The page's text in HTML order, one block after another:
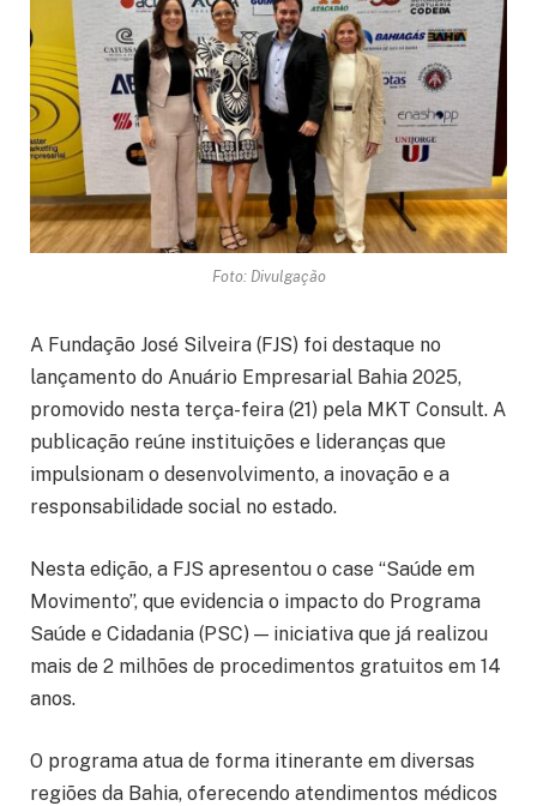
Foto: Divulgação
A Fundação José Silveira (FJS) foi destaque no
lançamento do Anuário Empresarial Bahia 2025,
promovido nesta terça-feira (21) pela MKT Consult. A
publicação reúne instituições e lideranças que
impulsionam o desenvolvimento, a inovação e a
responsabilidade social no estado.
Nesta edição, a FJS apresentou o case “Saúde em
Movimento”, que evidencia o impacto do Programa
Saúde e Cidadania (PSC) — iniciativa que já realizou
mais de 2 milhões de procedimentos gratuitos em 14
anos.
O programa atua de forma itinerante em diversas
regiões da Bahia, oferecendo atendimentos médicos